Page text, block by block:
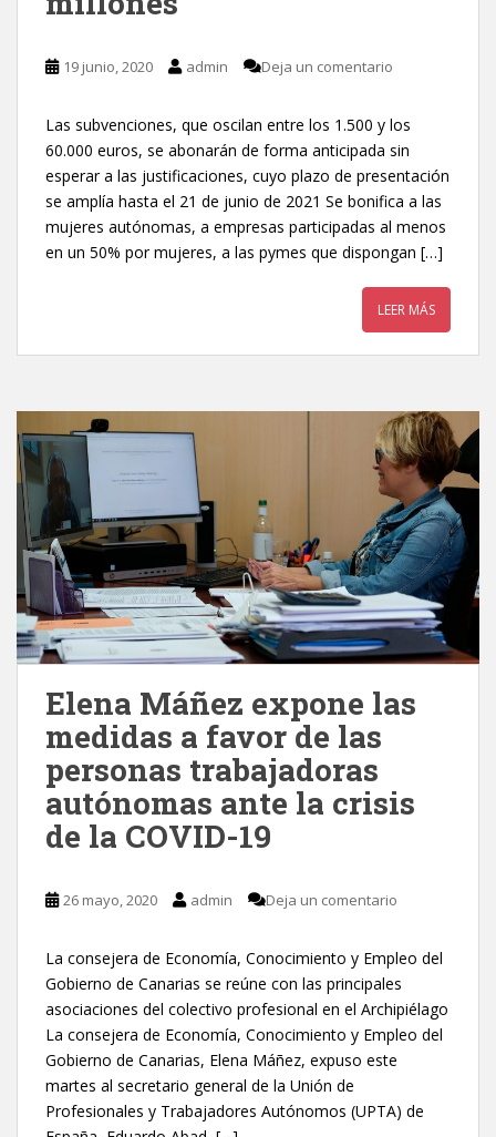
19 junio, 2020 admin Deja un comentario
Las subvenciones, que oscilan entre los 1.500 y los
60.000 euros, se abonarán de forma anticipada sin
esperar a las justificaciones, cuyo plazo de presentación
se amplía hasta el 21 de junio de 2021 Se bonifica a las
mujeres autónomas, a empresas participadas al menos
en un 50% por mujeres, a las pymes que dispongan […]
LEER MÁS
Elena Máñez expone las
medidas a favor de las
personas trabajadoras
autónomas ante la crisis
de la COVID-19
26 mayo, 2020 admin Deja un comentario
La consejera de Economía, Conocimiento y Empleo del
Gobierno de Canarias se reúne con las principales
asociaciones del colectivo profesional en el Archipiélago
La consejera de Economía, Conocimiento y Empleo del
Gobierno de Canarias, Elena Máñez, expuso este
martes al secretario general de la Unión de
Profesionales y Trabajadores Autónomos (UPTA) de